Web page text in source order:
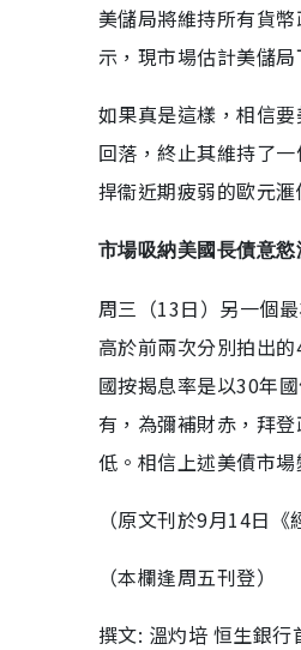
美儲局將維持所有貨
示，現市場估計美儲
如果真是這樣，相信
回落，終止其維持了
捍衞近期疲弱的歐元滙
市場吸納美國長債意慾
周三（13日）另一個
高於前兩次分別拍出
國按揭息率是以30年
有，為彌補財赤，拜
低。相信上述美債市
（原文刊於9月14日《
（本欄逢周五刊登）
撰文: 溫灼培 恒生銀行